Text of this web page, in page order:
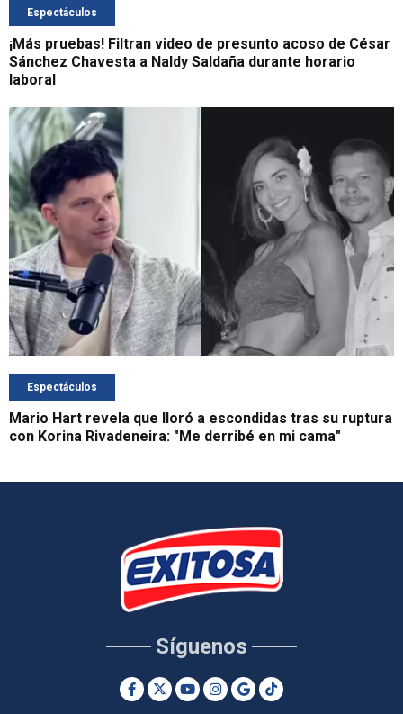
Espectáculos
¡Más pruebas! Filtran video de presunto acoso de César
Sánchez Chavesta a Naldy Saldaña durante horario
laboral
Espectáculos
Mario Hart revela que lloró a escondidas tras su ruptura
con Korina Rivadeneira: "Me derribé en mi cama"
Síguenos